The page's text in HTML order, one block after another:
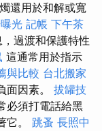
還用於和解或寬
光 記帳 下午茶
過渡和保護特性
這通常用於指示
與比較 台北搬家
面因素。 拔罐技
必須打電話給黑
它。 跳蚤 長照中